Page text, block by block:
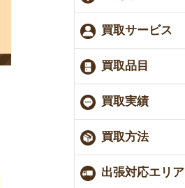
買取サービス
買取品目
買取実績
買取方法
出張対応エリア